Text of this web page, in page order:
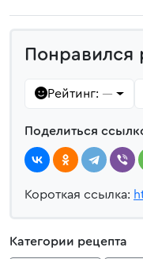
Понравился
Рейтинг: —
Поделиться
Короткая ссылка:
Категории рецепта